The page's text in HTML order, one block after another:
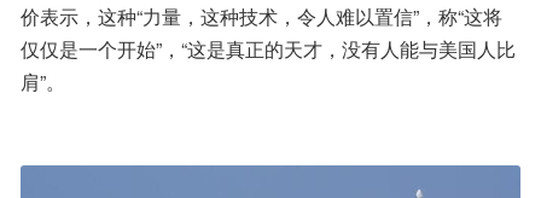
价表示，这种“力量，这种技术，令人难以置信”，称“这将
仅仅是一个开始”，“这是真正的天才，没有人能与美国人比
肩”。